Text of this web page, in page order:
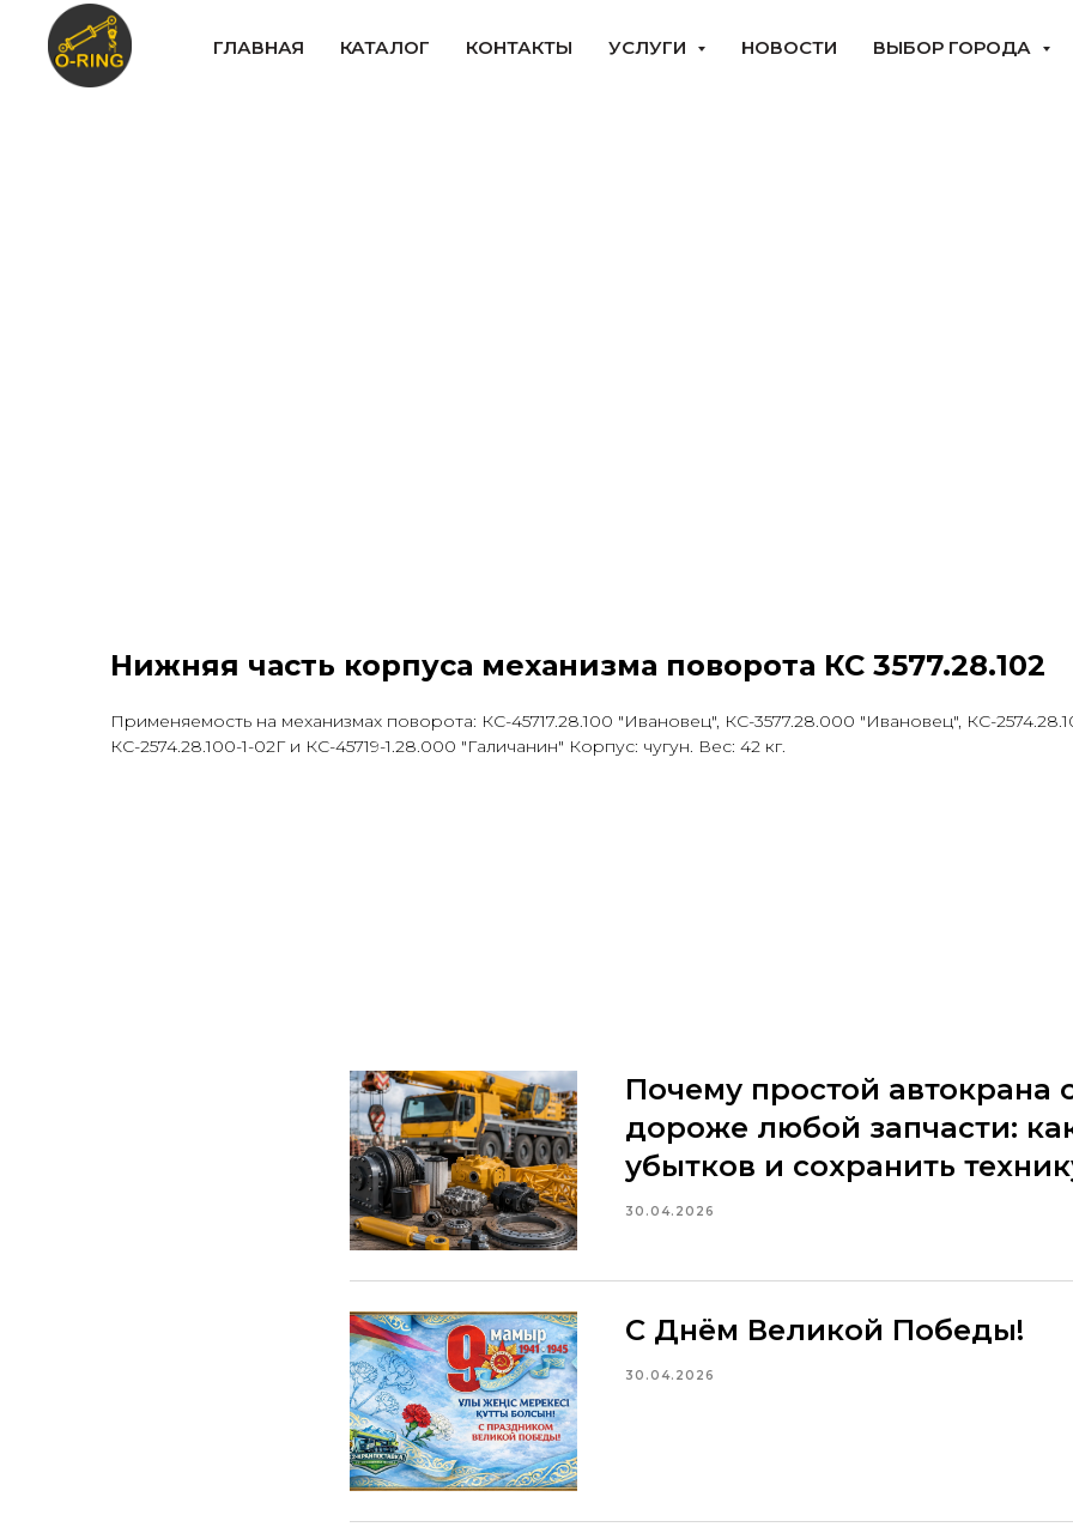
ГЛАВНАЯ КАТАЛОГ КОНТАКТЫ УСЛУГИ НОВОСТИ ВЫБОР ГОРОДА
Нижняя часть корпуса механизма поворота КС 3577.28.102
Применяемость на механизмах поворота: КС-45717.28.100 "Ивановец", КС-3577.28.000 "Ивановец", КС-
КС-2574.28.100-1-02Г и КС-45719-1.28.000 "Галичанин" Корпус: чугун. Вес: 42 кг.
Почему простой автокрана
дороже любой запчасти:
убытков и сохранить
30.04.2026
С Днём Великой Победы!
30.04.2026